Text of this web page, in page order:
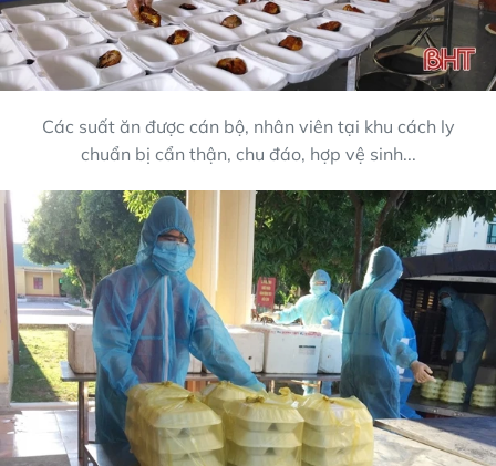
Các suất ăn được cán bộ, nhân viên tại khu cách ly
chuẩn bị cẩn thận, chu đáo, hợp vệ sinh...